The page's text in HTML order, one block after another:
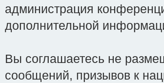
администрация
дополнительной
Вы соглашаетесь не
сообщений, призывов к